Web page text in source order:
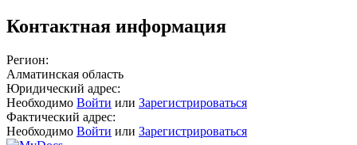
Контактная информация
Регион:
Алматинская область
Юридический адрес:
Необходимо Войти или Зарегистрироваться
Фактический адрес:
Необходимо Войти или Зарегистрироваться